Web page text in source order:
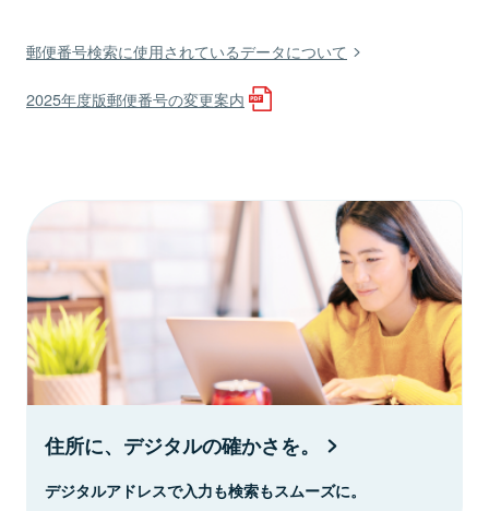
郵便番号検索に使用されているデータについて
2025年度版郵便番号の変更案内
住所に、デジタルの確かさを。
デジタルアドレスで入力も検索もスムーズに。